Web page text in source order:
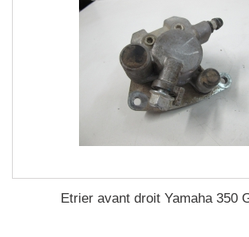
Etrier avant droit Yamaha 350